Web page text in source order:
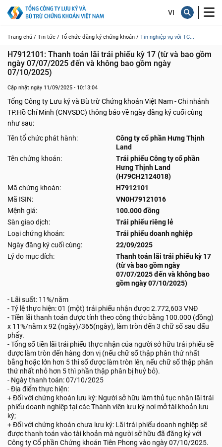
Trang chủ / Tin tức / Tổ chức đăng ký chứng khoán / Tin nghiệp vụ với TC...
H7912101: Thanh toán lãi trái phiếu kỳ 17 (từ và bao gồm
ngày 07/07/2025 đến và không bao gồm ngày
07/10/2025)
Cập nhật ngày 11/09/2025 - 10:13:04
Tổng Công ty Lưu ký và Bù trừ Chứng khoán Việt Nam - Chi nhánh
TP.Hồ Chí Minh (CNVSDC) thông báo về ngày đăng ký cuối cùng
như sau:
Tên tổ chức phát hành:
Công ty cổ phần Hưng Thịnh
Land
Tên chứng khoán:
Trái phiếu Công ty cổ phần
Hưng Thịnh Land
(H79CH2124018)
Mã chứng khoán:
H7912101
Mã ISIN:
VN0H79121016
Mệnh giá:
100.000 đồng
Sàn giao dịch:
Trái phiếu riêng lẻ
Loại chứng khoán:
Trái phiếu doanh nghiệp
Ngày đăng ký cuối cùng:
22/09/2025
Lý do mục đích:
Thanh toán lãi trái phiếu kỳ 17
(từ và bao gồm ngày
07/07/2025 đến và không bao
gồm ngày 07/10/2025)
- Lãi suất: 11%/năm
- Tỷ lệ thực hiện: 01 (một) trái phiếu nhận được 2.772,603 VNĐ
- Tiền lãi thanh toán được tính theo công thức bằng 100.000 (đồng)
x 11%/năm x 92 (ngày)/365(ngày), làm tròn đến 3 chữ số sau dấu
phẩy.
- Tổng số tiền lãi trái phiếu thực nhận của người sở hữu trái phiếu sẽ
được làm tròn đến hàng đơn vị (nếu chữ số thập phân thứ nhất
bằng hoặc lớn hơn 5 thì số được làm tròn lên, nếu chữ số thập phân
thứ nhất nhỏ hơn 5 thì phần thập phân bị huỷ bỏ).
- Ngày thanh toán: 07/10/2025
- Địa điểm thực hiện:
+ Đối với chứng khoán lưu ký: Người sở hữu làm thủ tục nhận lãi trái
phiếu doanh nghiệp tại các Thành viên lưu ký nơi mở tài khoản lưu
ký;
+ Đối với chứng khoán chưa lưu ký: Lãi trái phiếu doanh nghiệp sẽ
được thanh toán vào tài khoản mà người sở hữu đã đăng ký với
Công ty Cổ phần Chứng khoán Tiên Phong vào ngày 07/10/2025.